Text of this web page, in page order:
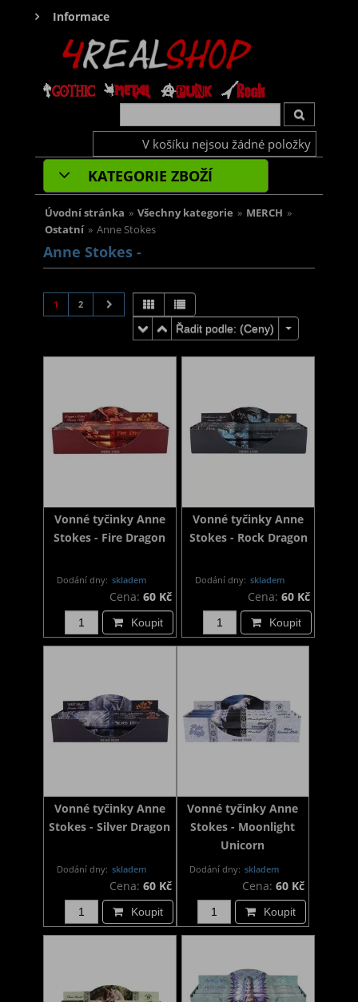
Informace
V košíku nejsou žádné položky
KATEGORIE ZBOŽÍ
Úvodní stránka » Všechny kategorie » MERCH »
Ostatní » Anne Stokes
Anne Stokes -
1 2
Řadit podle: (Ceny)
Vonné tyčinky Anne
Stokes - Fire Dragon
Dodání dny: skladem
Cena: 60 Kč
Koupit
Vonné tyčinky Anne
Stokes - Rock Dragon
Dodání dny: skladem
Cena: 60 Kč
Koupit
Vonné tyčinky Anne
Stokes - Silver Dragon
Dodání dny: skladem
Cena: 60 Kč
Koupit
Vonné tyčinky Anne
Stokes - Moonlight
Unicorn
Dodání dny: skladem
Cena:60 Kč
Koupit